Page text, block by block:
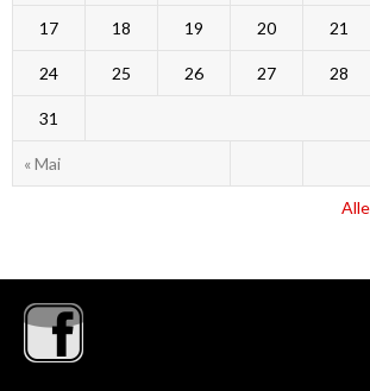
« Mai
17 18 19 20 21
24 25 26 27 28
31